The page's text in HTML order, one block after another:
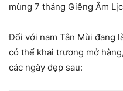
mùng 7 tháng Giêng Âm
Đối với nam Tân Mùi đang
có thể khai trương mở
các ngày đẹp sau: